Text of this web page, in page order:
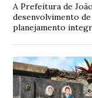
A Prefeitura de
desenvolvimento
planejamento